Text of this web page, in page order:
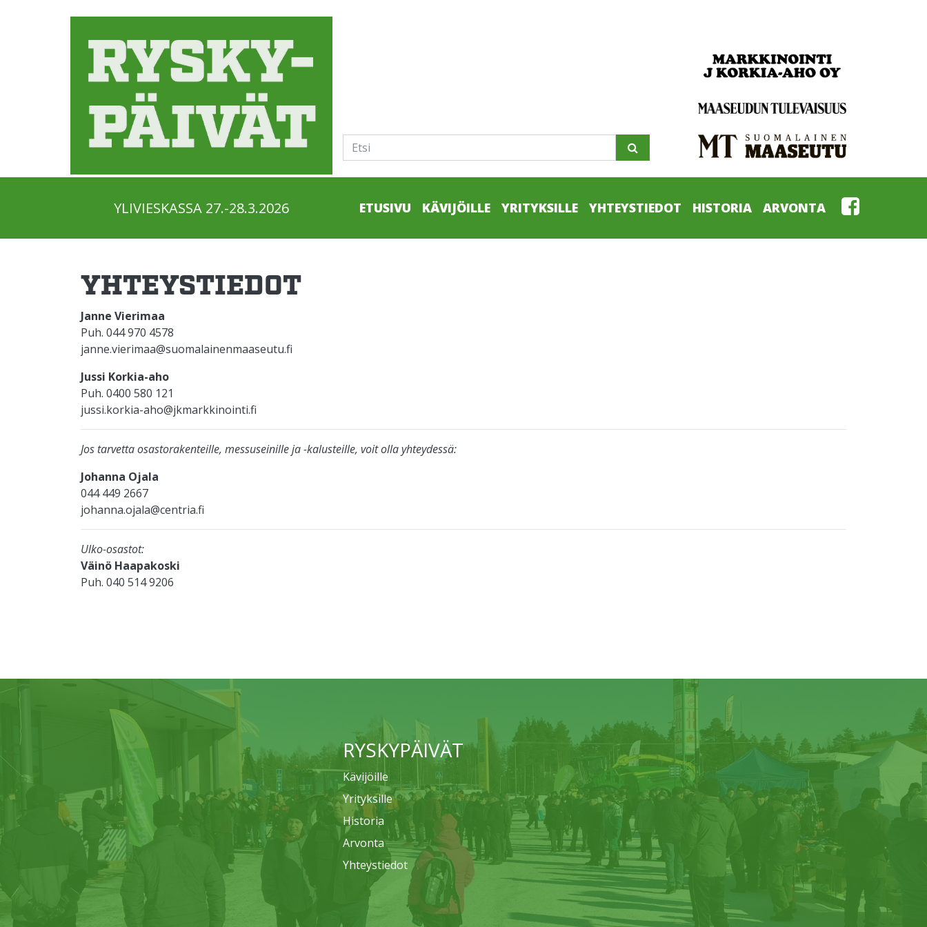
YLIVIESKASSA 27.-28.3.2026 ETUSIVU KÄVIJÖILLE YRITYKSILLE YHTEYSTIEDOT HISTORIA ARVONTA
YHTEYSTIEDOT
Janne Vierimaa
Puh. 044 970 4578
janne.vierimaa@suomalainenmaaseutu.fi
Jussi Korkia-aho
Puh. 0400 580 121
jussi.korkia-aho@jkmarkkinointi.fi
Jos tarvetta osastorakenteille, messuseinille ja -kalusteille, voit olla yhteydessä:
Johanna Ojala
044 449 2667
johanna.ojala@centria.fi
Ulko-osastot:
Väinö Haapakoski
Puh. 040 514 9206
RYSKYPÄIVÄT
Kävijöille
Yrityksille
Historia
Arvonta
Yhteystiedot